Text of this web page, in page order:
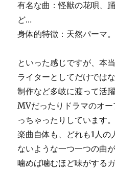
有名な曲：怪獣の花唄、
ど…
身体的特徴：天然パーマ。
といった感じですが、本
ライターとしてだけでは
制作など多岐に渡って活
MVだったりドラマのオ
っちゃったりしています。
楽曲自体も、どれも1人の
ないような一つ一つの曲
噛めば噛むほど味がする